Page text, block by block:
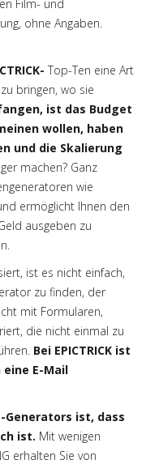
Film- und
ohne Angaben.
Top-Ten eine Art
bringen, wo sie
ist das Budget
wollen, haben
und die Skalierung
machen? Ganz
wie
ermöglicht Ihnen den
ausgeben zu
ist es nicht einfach,
zu finden, der
mit Formularen,
die nicht einmal zu
Bei EPICTRICK ist
E-Mail
Generators ist, dass
ist. Mit wenigen
erhalten Sie von